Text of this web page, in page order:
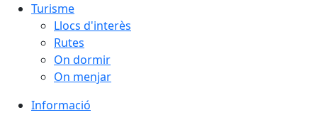
Turisme
Llocs d'interès
Rutes
On dormir
On menjar
Informació